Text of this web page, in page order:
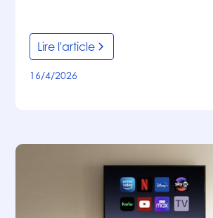
Lire l'article
16/4/2026